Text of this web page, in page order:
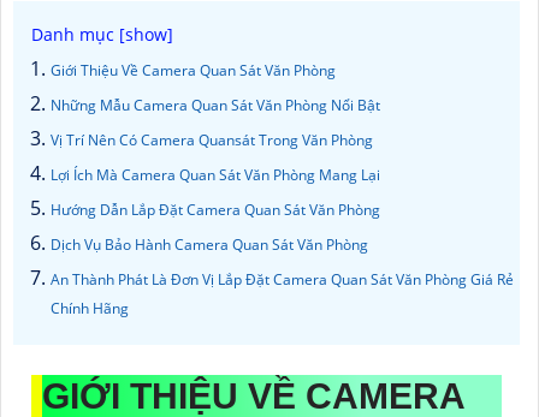
Giới Thiệu Về Camera Quan Sát Văn Phòng
Những Mẫu Camera Quan Sát Văn Phòng Nổi Bật
Vị Trí Nên Có Camera Quansát Trong Văn Phòng
Lợi Ích Mà Camera Quan Sát Văn Phòng Mang Lại
Hướng Dẫn Lắp Đặt Camera Quan Sát Văn Phòng
Dịch Vụ Bảo Hành Camera Quan Sát Văn Phòng
An Thành Phát Là Đơn Vị Lắp Đặt Camera Quan Sát Văn Phòng Giá Rẻ
Chính Hãng
GIỚI THIỆU VỀ CAMERA